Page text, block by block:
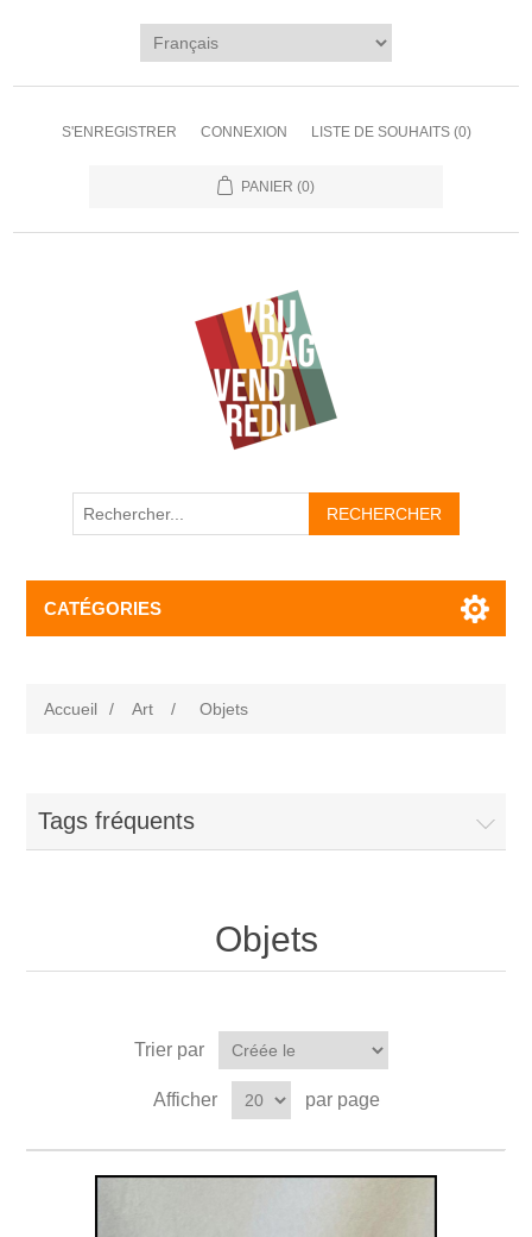
S'ENREGISTRER CONNEXION LISTE DE SOUHAITS (0)
PANIER (0)
CATÉGORIES
Accueil / Art / Objets
Tags fréquents
Objets
Trier par
Afficher par page